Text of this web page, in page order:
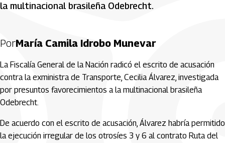
la multinacional brasileña Odebrecht.
PorMaría Camila Idrobo Munevar
La Fiscalía General de la Nación radicó el escrito de acusación
contra la exministra de Transporte, Cecilia Álvarez, investigada
por presuntos favorecimientos a la multinacional brasileña
Odebrecht.
De acuerdo con el escrito de acusación, Álvarez habría permitido
la ejecución irregular de los otrosíes 3 y 6 al contrato Ruta del